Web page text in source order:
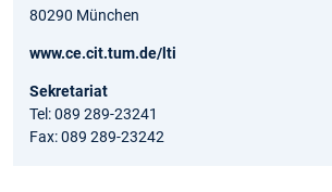
80290 München
www.ce.cit.tum.de/lti
Sekretariat
Tel: 089 289-23241
Fax: 089 289-23242